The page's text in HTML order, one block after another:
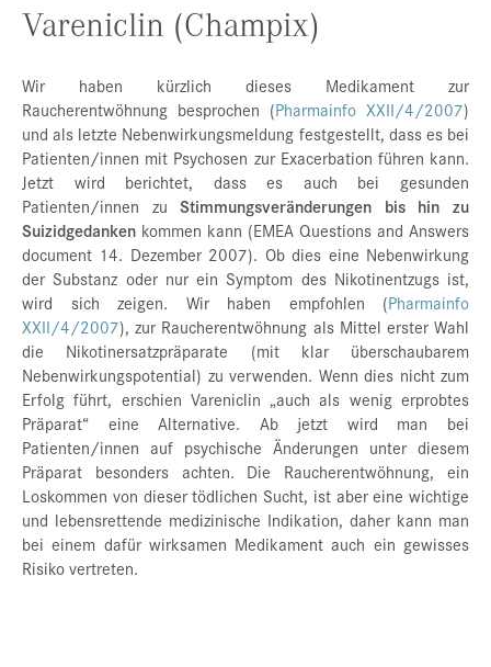
Vareniclin (Champix)
Wir haben kürzlich dieses Medikament zur
Raucherentwöhnung besprochen (Pharmainfo XXII/4/2007)
und als letzte Nebenwirkungsmeldung festgestellt, dass es bei
Patienten/innen mit Psychosen zur Exacerbation führen kann.
Jetzt wird berichtet, dass es auch bei gesunden
Patienten/innen zu Stimmungsveränderungen bis hin zu
Suizidgedanken kommen kann (EMEA Questions and Answers
document 14. Dezember 2007). Ob dies eine Nebenwirkung
der Substanz oder nur ein Symptom des Nikotinentzugs ist,
wird sich zeigen. Wir haben empfohlen (Pharmainfo
XXII/4/2007), zur Raucherentwöhnung als Mittel erster Wahl
die Nikotinersatzpräparate (mit klar überschaubarem
Nebenwirkungspotential) zu verwenden. Wenn dies nicht zum
Erfolg führt, erschien Vareniclin „auch als wenig erprobtes
Präparat“ eine Alternative. Ab jetzt wird man bei
Patienten/innen auf psychische Änderungen unter diesem
Präparat besonders achten. Die Raucherentwöhnung, ein
Loskommen von dieser tödlichen Sucht, ist aber eine wichtige
und lebensrettende medizinische Indikation, daher kann man
bei einem dafür wirksamen Medikament auch ein gewisses
Risiko vertreten.